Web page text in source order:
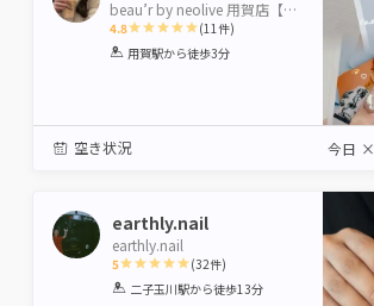
beau’r by neolive 用賀店【ビューバイネオリーブ】
4.8
1 2 3 4 5
(11 件)
用賀駅から徒歩3分
空き状況 今日 ×
earthly.nail
earthly.nail
5
1 2 3 4 5
(32件)
二子玉川駅から徒歩13分